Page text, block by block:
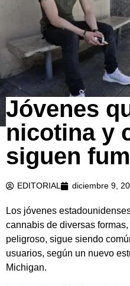
Jóvenes
nicotina y
siguen
EDITORIAL diciembre 9,
Los jóvenes
cannabis de diversas
peligroso, sigue siendo
usuarios, según un nuevo
Michigan.